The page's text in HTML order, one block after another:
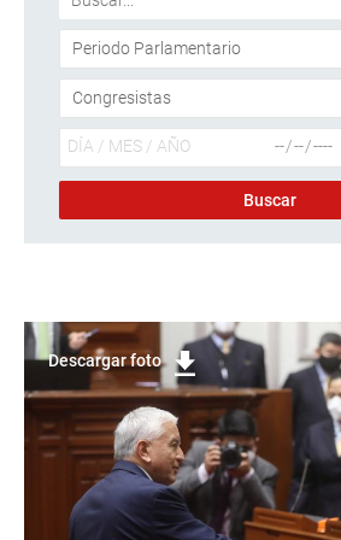
Descargar foto